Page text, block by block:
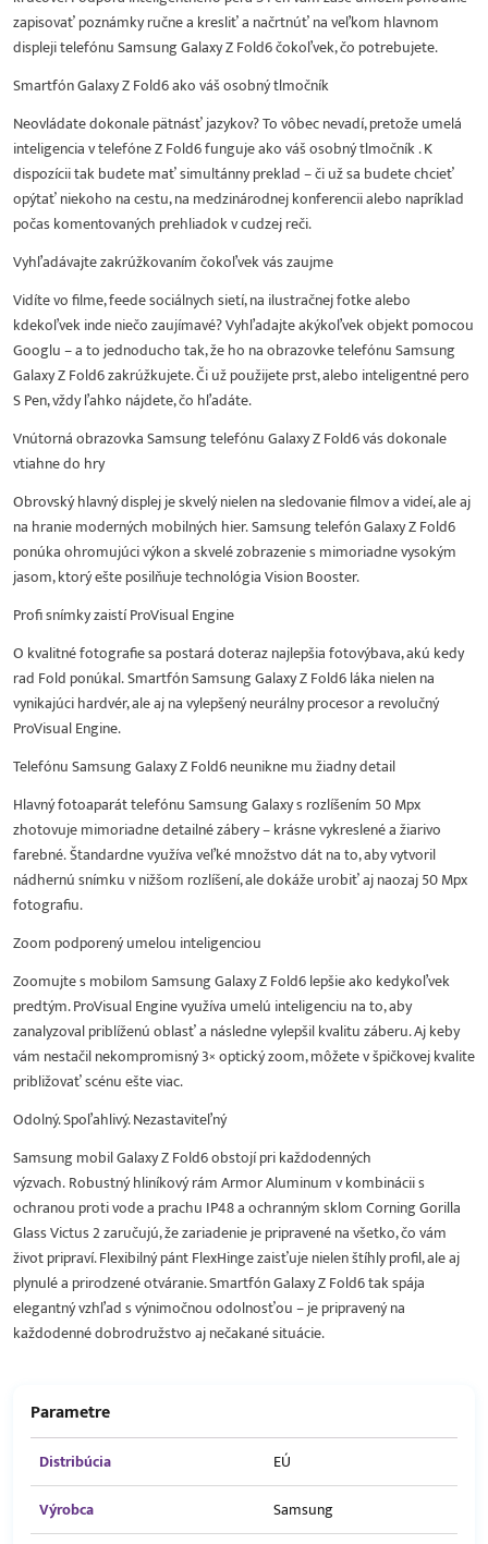
zapisovať poznámky ručne a kresliť a načrtnúť na veľkom hlavnom
displeji telefónu Samsung Galaxy Z Fold6 čokoľvek, čo potrebujete.
Smartfón Galaxy Z Fold6 ako váš osobný tlmočník
Neovládate dokonale pätnásť jazykov? To vôbec nevadí, pretože umelá
inteligencia v telefóne Z Fold6 funguje ako váš osobný tlmočník . K
dispozícii tak budete mať simultánny preklad – či už sa budete chcieť
opýtať niekoho na cestu, na medzinárodnej konferencii alebo napríklad
počas komentovaných prehliadok v cudzej reči.
Vyhľadávajte zakrúžkovaním čokoľvek vás zaujme
Vidíte vo filme, feede sociálnych sietí, na ilustračnej fotke alebo
kdekoľvek inde niečo zaujímavé? Vyhľadajte akýkoľvek objekt pomocou
Googlu – a to jednoducho tak, že ho na obrazovke telefónu Samsung
Galaxy Z Fold6 zakrúžkujete. Či už použijete prst, alebo inteligentné pero
S Pen, vždy ľahko nájdete, čo hľadáte.
Vnútorná obrazovka Samsung telefónu Galaxy Z Fold6 vás dokonale
vtiahne do hry
Obrovský hlavný displej je skvelý nielen na sledovanie filmov a videí, ale aj
na hranie moderných mobilných hier. Samsung telefón Galaxy Z Fold6
ponúka ohromujúci výkon a skvelé zobrazenie s mimoriadne vysokým
jasom, ktorý ešte posilňuje technológia Vision Booster.
Profi snímky zaistí ProVisual Engine
O kvalitné fotografie sa postará doteraz najlepšia fotovýbava, akú kedy
rad Fold ponúkal. Smartfón Samsung Galaxy Z Fold6 láka nielen na
vynikajúci hardvér, ale aj na vylepšený neurálny procesor a revolučný
ProVisual Engine.
Telefónu Samsung Galaxy Z Fold6 neunikne mu žiadny detail
Hlavný fotoaparát telefónu Samsung Galaxy s rozlíšením 50 Mpx
zhotovuje mimoriadne detailné zábery – krásne vykreslené a žiarivo
farebné. Štandardne využíva veľké množstvo dát na to, aby vytvoril
nádhernú snímku v nižšom rozlíšení, ale dokáže urobiť aj naozaj 50 Mpx
fotografiu.
Zoom podporený umelou inteligenciou
Zoomujte s mobilom Samsung Galaxy Z Fold6 lepšie ako kedykoľvek
predtým. ProVisual Engine využíva umelú inteligenciu na to, aby
zanalyzoval priblíženú oblasť a následne vylepšil kvalitu záberu. Aj keby
vám nestačil nekompromisný 3× optický zoom, môžete v špičkovej kvalite
približovať scénu ešte viac.
Odolný. Spoľahlivý. Nezastaviteľný
Samsung mobil Galaxy Z Fold6 obstojí pri každodenných
výzvach. Robustný hliníkový rám Armor Aluminum v kombinácii s
ochranou proti vode a prachu IP48 a ochranným sklom Corning Gorilla
Glass Victus 2 zaručujú, že zariadenie je pripravené na všetko, čo vám
život pripraví. Flexibilný pánt FlexHinge zaisťuje nielen štíhly profil, ale aj
plynulé a prirodzené otváranie. Smartfón Galaxy Z Fold6 tak spája
elegantný vzhľad s výnimočnou odolnosťou – je pripravený na
každodenné dobrodružstvo aj nečakané situácie.
Parametre
Distribúcia
EÚ
Výrobca
Samsung